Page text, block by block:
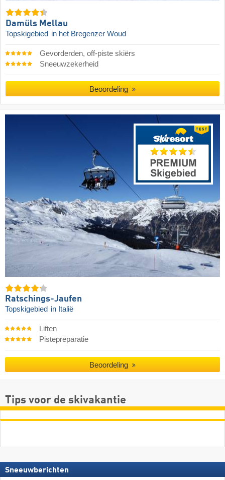
Damüls Mellau
Topskigebied in het Bregenzer Woud
Gevorderden, off-piste skiërs
Sneeuwzekerheid
Beoordeling
Ratschings-Jaufen
Topskigebied in Italië
Liften
Pistepreparatie
Beoordeling
Tips voor de skivakantie
Sneeuwberichten